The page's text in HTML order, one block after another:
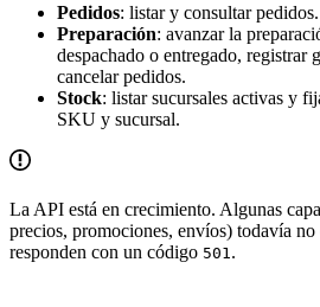
Pedidos: listar y consultar pedidos.
Preparación: avanzar la
despachado o entregado, registrar
cancelar pedidos.
Stock: listar sucursales activas y
SKU y sucursal.
La API está en crecimiento. Algunas
precios, promociones, envíos) todavía
responden con un código 501 .